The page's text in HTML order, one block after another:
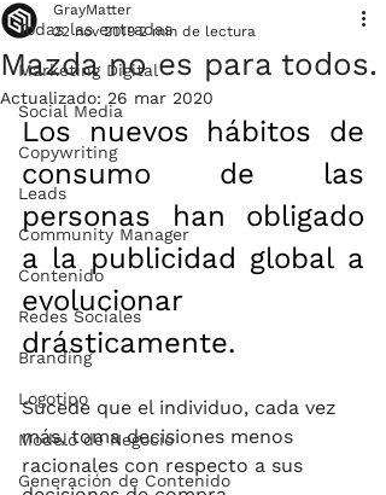
Todas las entradas
Marketing Digital
Social Media
Copywriting
Leads
Community Manager
Contenido
Redes Sociales
Branding
Logotipo
Modelo de Negocio
Generación de Contenido
Mazda no es para todos.
GrayMatter
22 nov 2019 2 min de lectura
Actualizado: 26 mar 2020
Los nuevos hábitos de
consumo de las
personas han obligado
a la publicidad global a
evolucionar
drásticamente.
Sucede que el individuo, cada vez
más, toma decisiones menos
racionales con respecto a sus